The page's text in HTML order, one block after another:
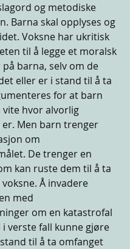
og metodiske
Barna skal opplyses og
Voksne har ukritisk
til å legge et moralsk
barna, selv om de
eller er i stand til å ta
for at barn
hvor alvorlig
Men barn trenger
om
De trenger en
kan ruste dem til å ta
Å invadere
med
om en katastrofal
verste fall kunne gjøre
til å ta omfanget